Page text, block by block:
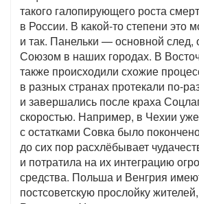
такого галопирующего роста
в России. В какой-то степени это
и так. Панельки — основной след,
Союзом в наших городах. В
также происходили схожие
в разных странах протекали по-
и завершались после краха
скоростью. Например, в Чехии
с остатками Совка было
до сих пор расхлёбывает
и потратила на их интеграцию
средства. Польша и Венгрия
постсоветскую прослойку